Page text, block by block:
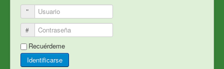
Usuario
Contraseña
Recuérdeme
Identificarse